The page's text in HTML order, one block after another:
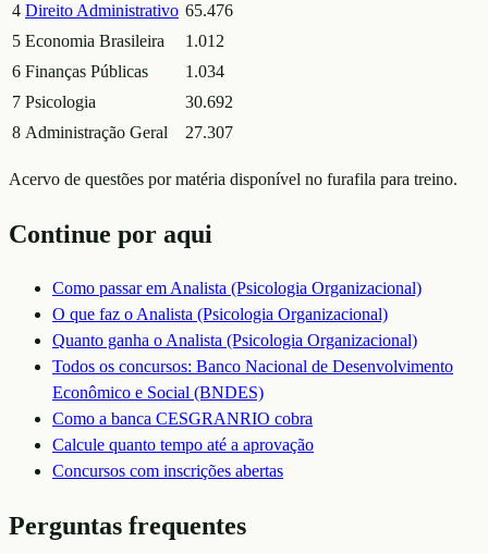
4 Direito Administrativo 65.476
5 Economia Brasileira
1.012
6 Finanças Públicas
1.034
7 Psicologia
30.692
8 Administração Geral 27.307
Acervo de questões por matéria disponível no furafila para treino.
Continue por aqui
Como passar em Analista (Psicologia Organizacional)
O que faz o Analista (Psicologia Organizacional)
Quanto ganha o Analista (Psicologia Organizacional)
Todos os concursos: Banco Nacional de Desenvolvimento
Econômico e Social (BNDES)
Como a banca CESGRANRIO cobra
Calcule quanto tempo até a aprovação
Concursos com inscrições abertas
Perguntas frequentes